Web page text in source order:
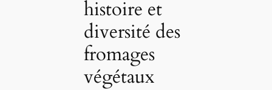
histoire et
diversité des
fromages
végétaux